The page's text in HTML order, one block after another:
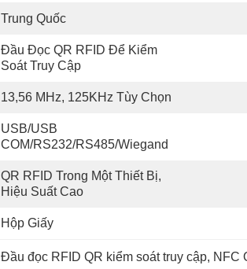
Trung Quốc
Đầu Đọc QR RFID Để Kiểm
Soát Truy Cập
13,56 MHz, 125KHz Tùy Chọn
USB/USB
COM/RS232/RS485/Wiegand
QR RFID Trong Một Thiết Bị,
Hiệu Suất Cao
Hộp Giấy
Đầu đọc RFID QR kiểm soát truy cập, NFC